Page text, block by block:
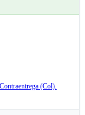
(Col).